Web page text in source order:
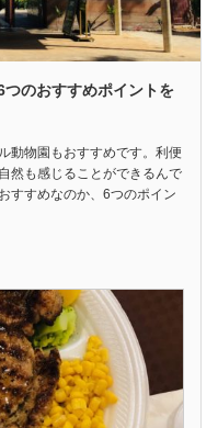
のおすすめポイントを
動物園もおすすめです。利便
然も感じることができるんで
すすめなのか、6つのポイン